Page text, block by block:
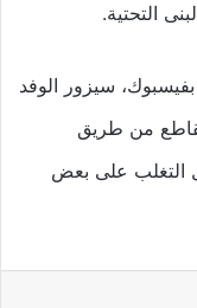
التحتية.
سيزور الوفد
من طريق
التغلب على بعض